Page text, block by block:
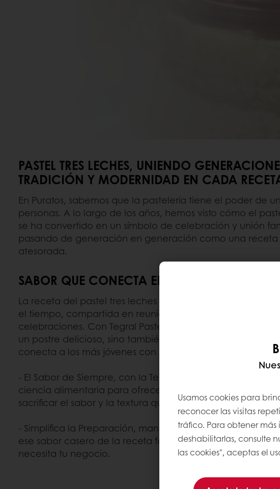
PASTEL TRES LECHES, UNIENDO
TRADICIÓN Y MODERNIDAD EN CADA
En Puratos, sabemos que la pastelería tiene el poder de
personas. A lo largo de los años, hemos visto cómo el
se ha convertido en un símbolo de celebración y unión
pasando de generación en generación como una
atesorada.
SABOR QUE CONECTA EL PASADO Y EL
La receta del pastel tres leches es una tradición que ha
el tiempo, compartida en reuniones familiares,
celebraciones. Con Tegral Pastel 3 Leches, no solo estás
un postre delicioso, sino también un legado, una
conecta a los más jóvenes con los recuerdos de sus
- El Sabor de Siempre, con la Tecnología de hoy: utiliza lo
ciencia alimentaria para ofrecer una mezcla fácil de
sacrificar el sabor y la textura que todos recuerdan.
- Simplifica la Preparación, mantén la magia: Ahora
ese sabor casero de la receta familiar, pero con la
necesita tu negocio.
Usamos cookies para
reconocer las visitas
tráfico. Para obtener
deshabilitarlas, consulte
las cookies", aceptas el